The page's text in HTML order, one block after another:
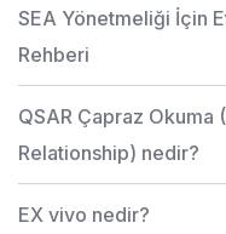
SEA Yönetmeliği İçin
Rehberi
QSAR Çapraz
Relationship) nedir?
EX vivo nedir?